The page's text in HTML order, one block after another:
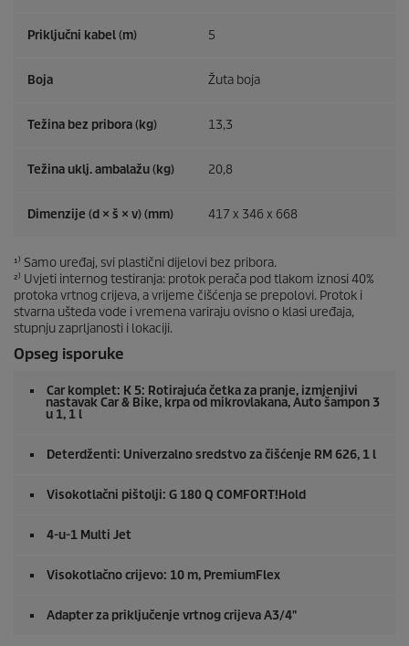
Priključni kabel (m) 5
Boja Žuta boja
Težina bez pribora (kg) 13,3
Težina uklj. ambalažu (kg) 20,8
Dimenzije (d × š × v) (mm) 417 x 346 x 668
¹⁾ Samo uređaj, svi plastični dijelovi bez pribora.
²⁾ Uvjeti internog testiranja: protok perača pod tlakom iznosi 40%
protoka vrtnog crijeva, a vrijeme čišćenja se prepolovi. Protok i
stvarna ušteda vode i vremena variraju ovisno o klasi uređaja,
stupnju zaprljanosti i lokaciji.
Opseg isporuke
Car komplet: K 5: Rotirajuća četka za pranje, izmjenjivi
nastavak Car & Bike, krpa od mikrovlakana, Auto šampon 3
u 1, 1 l
Deterdženti: Univerzalno sredstvo za čišćenje RM 626, 1 l
Visokotlačni pištolji: G 180 Q COMFORT!Hold
4-u-1 Multi Jet
Visokotlačno crijevo: 10 m, PremiumFlex
Adapter za priključenje vrtnog crijeva A3/4"